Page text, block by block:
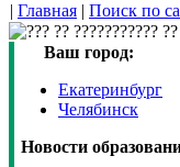
| Главная | Поиск по
Ваш город:
Екатеринбург
Челябинск
Новости